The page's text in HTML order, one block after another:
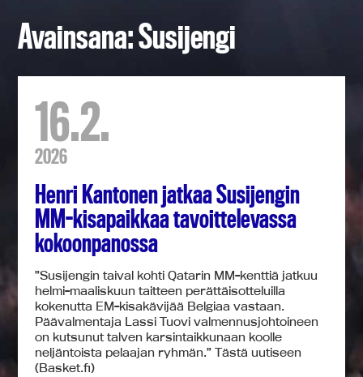
Avainsana: Susijengi
16.2.
2026
Henri Kantonen jatkaa Susijengin
MM-kisapaikkaa tavoittelevassa
kokoonpanossa
”Susijengin taival kohti Qatarin MM-kenttiä jatkuu
helmi-maaliskuun taitteen perättäisotteluilla
kokenutta EM-kisakävijää Belgiaa vastaan.
Päävalmentaja Lassi Tuovi valmennusjohtoineen
on kutsunut talven karsintaikkunaan koolle
neljäntoista pelaajan ryhmän.” Tästä uutiseen
(Basket.fi)